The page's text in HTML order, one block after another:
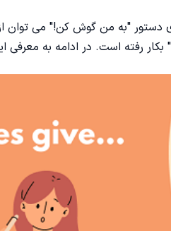
در زبان انگلیسی
رفته است. در ادامه به معرفی